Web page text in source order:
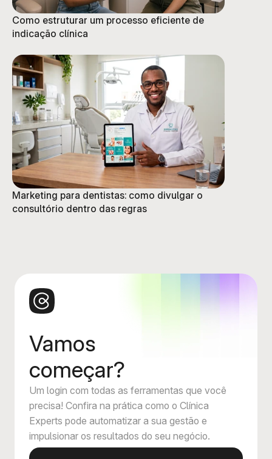
Como estruturar um processo eficiente de
indicação clínica
Marketing para dentistas: como divulgar o
consultório dentro das regras
Vamos
começar?
Um login com todas as ferramentas que você
precisa! Confira na prática como o Clínica
Experts pode automatizar a sua gestão e
impulsionar os resultados do seu negócio.